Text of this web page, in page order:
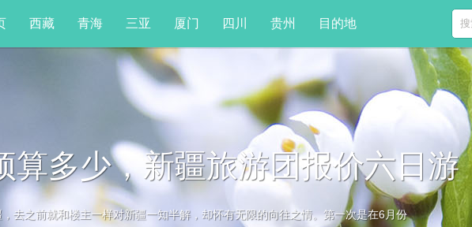
西藏 青海 三亚 厦门 四川 贵州 目的地
算多少，新疆旅游团报价六日游
去之前就和楼主一样对新疆一知半解，却怀有无限的向往之情。第一次是在6月份